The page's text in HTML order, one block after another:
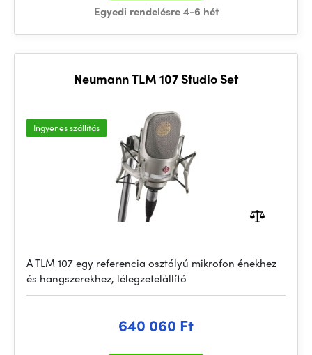
Egyedi rendelésre 4-6 hét
Neumann TLM 107 Studio Set
Ingyenes szállítás
A TLM 107 egy referencia osztályú mikrofon énekhez
és hangszerekhez, lélegzetelállító
640 060 Ft